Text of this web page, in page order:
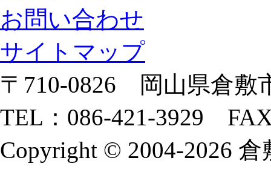
お問い合わせ
サイトマップ
〒710-0826 岡山県倉敷
TEL：086-421-3929
Copyright © 2004-2026 倉